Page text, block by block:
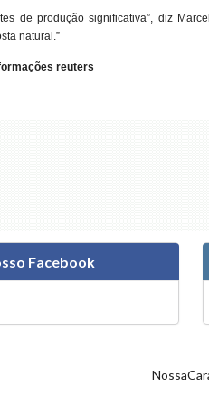
de produção significativa”, diz
natural.”
reuters
Facebook